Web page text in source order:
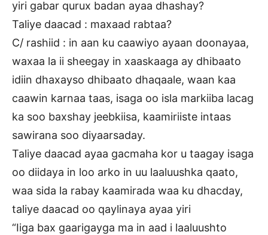
yiri gabar qurux badan ayaa dhashay?
Taliye daacad : maxaad rabtaa?
C/ rashiid : in aan ku caawiyo ayaan doonayaa,
waxaa la ii sheegay in xaaskaaga ay dhibaato
idiin dhaxayso dhibaato dhaqaale, waan kaa
caawin karnaa taas, isaga oo isla markiiba lacag
ka soo baxshay jeebkiisa, kaamiriiste intaas
sawirana soo diyaarsaday.
Taliye daacad ayaa gacmaha kor u taagay isaga
oo diidaya in loo arko in uu laaluushka qaato,
waa sida la rabay kaamirada waa ku dhacday,
taliye daacad oo qaylinaya ayaa yiri
“Iiga bax gaarigayga ma in aad i laaluushto